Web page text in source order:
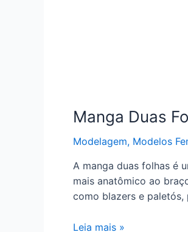
Manga Duas
Modelagem, Modelos
A manga duas folhas é
mais anatômico ao
como blazers e
Manga
Leia mais »